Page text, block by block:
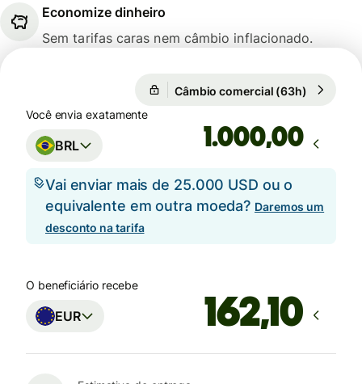
Economize dinheiro
Sem tarifas caras nem câmbio inflacionado.
Câmbio comercial (63h)
Você envia exatamente
BRL ,00
Vai enviar mais de 25.000 USD ou o
equivalente em outra moeda? Daremos um
desconto na tarifa
O beneficiário recebe
EUR